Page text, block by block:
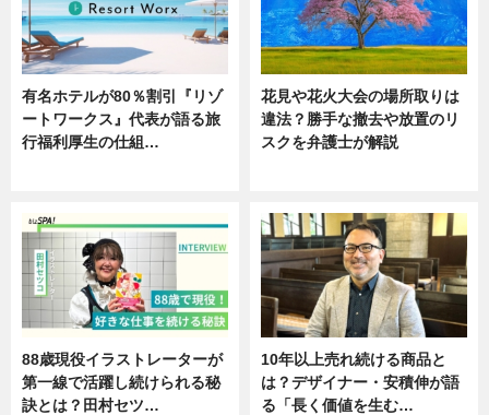
有名ホテルが80％割引『リゾ
ートワークス』代表が語る旅
行福利厚生の仕組…
花見や花火大会の場所取りは
違法？勝手な撤去や放置のリ
スクを弁護士が解説
88歳現役イラストレーターが
第一線で活躍し続けられる秘
訣とは？田村セツ…
10年以上売れ続ける商品と
は？デザイナー・安積伸が語
る「長く価値を生む…